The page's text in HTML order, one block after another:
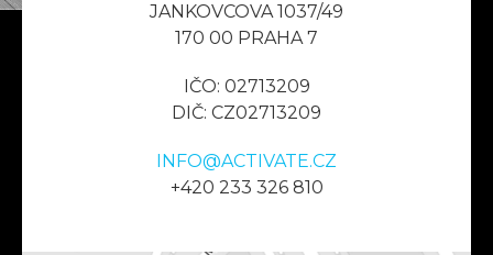
JANKOVCOVA 1037/49
170 00 PRAHA 7
IČO: 02713209
DIČ: CZ02713209
INFO@ACTIVATE.CZ
+420 233 326 810